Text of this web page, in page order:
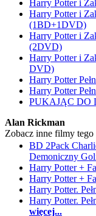
Harry Potter i
Harry Potter i
(1BD+1DVD)
Harry Potter i
(2DVD)
Harry Potter i
DVD)
Harry Potter
Harry Potter
PUKAJĄC DO
Alan Rickman
Zobacz inne filmy tego
BD 2Pack
Demoniczny
Harry Potter +
Harry Potter +
Harry Potter.
Harry Potter.
więcej...